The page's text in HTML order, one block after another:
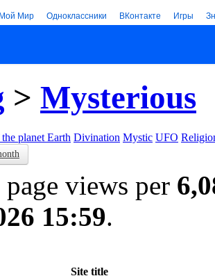
Мой Мир Одноклассники ВКонтакте Игры
> Mysterious
planet Earth Divination Mystic UFO
page views per
15:59.
Site title